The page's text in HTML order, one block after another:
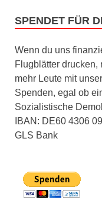
SPENDET FÜR
Wenn du uns
Flugblätter drucken,
mehr Leute mit
Spenden, egal ob
Sozialistische
IBAN: DE60 4306
GLS Bank